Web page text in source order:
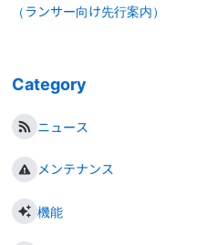
（ランサー向け先行案内）
Category
ニュース
メンテナンス
機能